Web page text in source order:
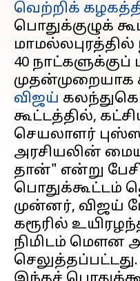
வெற்றிக்
பொதுக்குழுக்
40 நாட்களுக்குப்
முதன்முறையாக
விஜய்
கூட்டத்தில்,
செயலாளர்
அரசியலின்
தான்" என்று
பொதுக்கூட்டம்
முன்னர், விஜய்
கரூரில்
நிமிடம் மௌன
செலுத்தப்பட்டது.